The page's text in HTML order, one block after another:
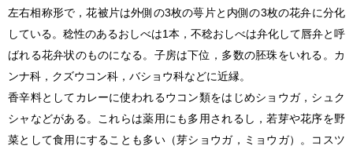
左右相称形で，花被片は外側の3枚の萼片と内側の3枚の花弁に分化
している。稔性のあるおしべは1本，不稔おしべは弁化して唇弁と呼
ばれる花弁状のものになる。子房は下位，多数の胚珠をいれる。カ
ンナ科，クズウコン科，バショウ科などに近縁。
香辛料としてカレーに使われるウコン類をはじめショウガ，シュク
シャなどがある。これらは薬用にも多用されるし，若芽や花序を野
菜として食用にすることも多い（芽ショウガ，ミョウガ）。コスツ